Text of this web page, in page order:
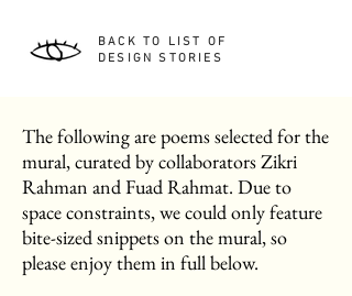
BACK TO LIST OF
DESIGN STORIES
The following are poems selected for the
mural, curated by collaborators Zikri
Rahman and Fuad Rahmat. Due to
space constraints, we could only feature
bite-sized snippets on the mural, so
please enjoy them in full below.